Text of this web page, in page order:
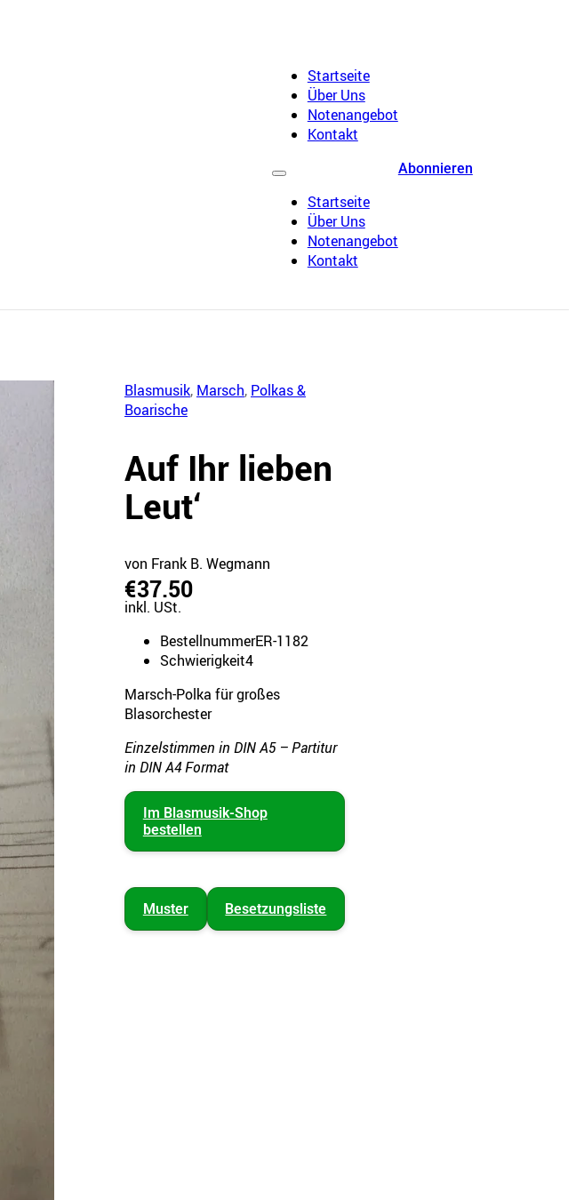
Startseite
Über Uns
Notenangebot
Kontakt
Startseite
Über Uns
Notenangebot
Kontakt
Abonnieren
Blasmusik, Marsch, Polkas &
Boarische
Auf Ihr lieben
Leut‘
von Frank B. Wegmann
€37.50
inkl. USt.
BestellnummerER-1182
Schwierigkeit4
Marsch-Polka für großes
Blasorchester
Einzelstimmen in DIN A5 – Partitur
in DIN A4 Format
Im Blasmusik-Shop
bestellen
Muster Besetzungsliste